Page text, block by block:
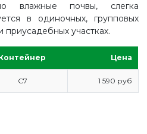
влажные почвы, слегка
в одиночных, групповых
приусадебных участках.
Цена
С7 1 590 руб